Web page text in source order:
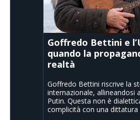
Goffredo Bettini e
quando la
realtà
Goffredo Bettini riscrive la
internazionale, allineandosi
Putin. Questa non è
complicità con una dittatura